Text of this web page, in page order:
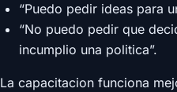
“Puedo pedir ideas para
“No puedo pedir que
incumplio una politica”.
La capacitacion funciona